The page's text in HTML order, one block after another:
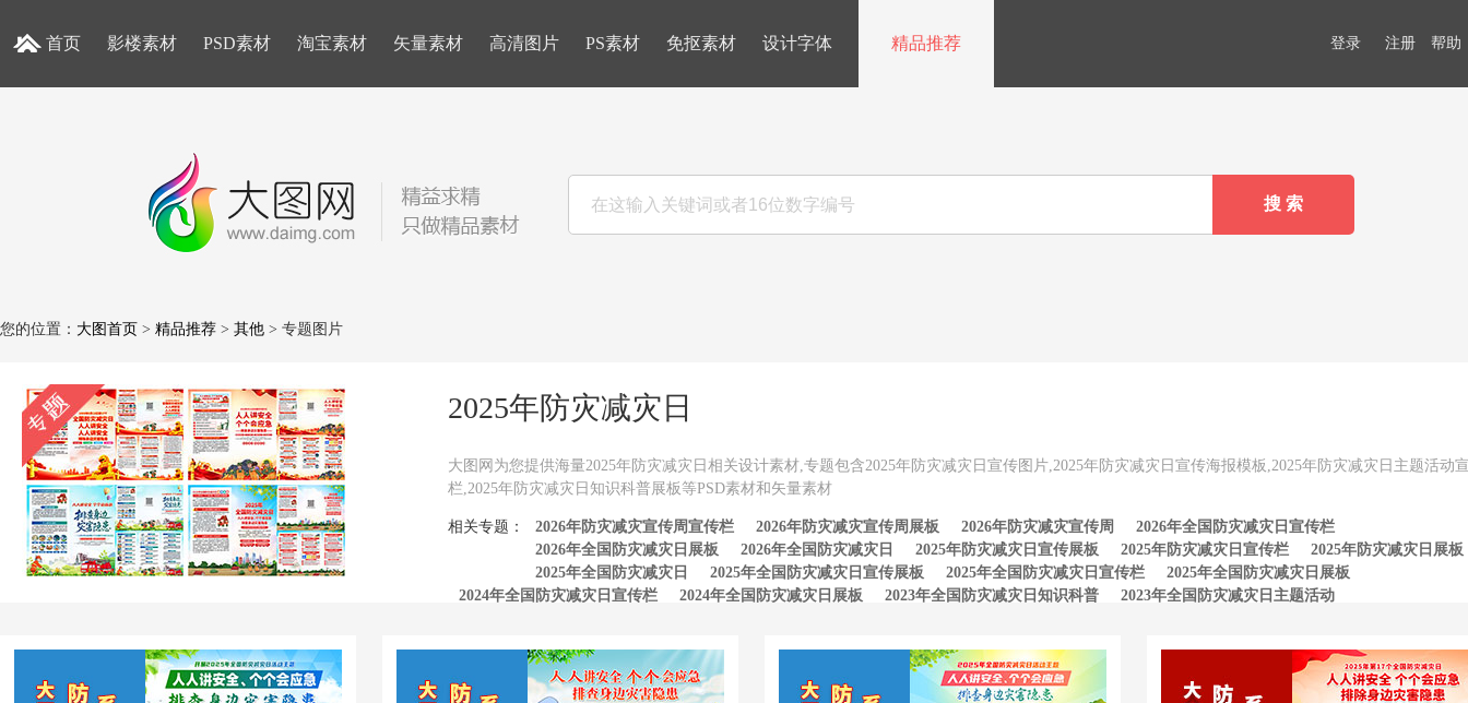
首页 影楼素材 PSD素材 淘宝素材 矢量素材 高清图片 PS素材 免抠素材 设计字体 精品推荐 登录 注册 帮助
您的位置： 大图首页 > 精品推荐 > 其他 > 专题图片
2025年防灾减灾日
大图网为您提供海量2025年防灾减灾日相关设计素材,专题包含2025年防灾减灾日宣传图片,2025年防灾减灾日宣传海报模板,2025年防灾减灾日主题活动
栏,2025年防灾减灾日知识科普展板等PSD素材和矢量素材
相关专题： 2026年防灾减灾宣传周宣传栏 2026年防灾减灾宣传周展板 2026年防灾减灾宣传周
2026年全国防灾减灾日宣传栏
2026年全国防灾减灾日展板
2026年全国防灾减灾日 2025年防灾减灾日宣传展板 2025年防灾减灾日宣传栏
2025年防灾减灾日展板
2025年全国防灾减灾日
2025年全国防灾减灾日宣传展板 2025年全国防灾减灾日宣传栏
2025年全国防灾减灾日展板
2024年全国防灾减灾日宣传栏
2024年全国防灾减灾日展板 2023年全国防灾减灾日知识科普
2023年全国防灾减灾日主题活动